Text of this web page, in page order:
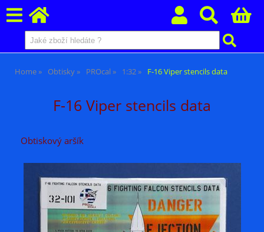
Home Obtisky PROcal 1:32 F-16 Viper stencils data
F-16 Viper stencils data
Obtiskový aršík